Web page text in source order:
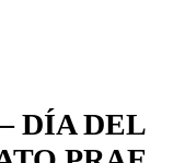
DÍA DEL